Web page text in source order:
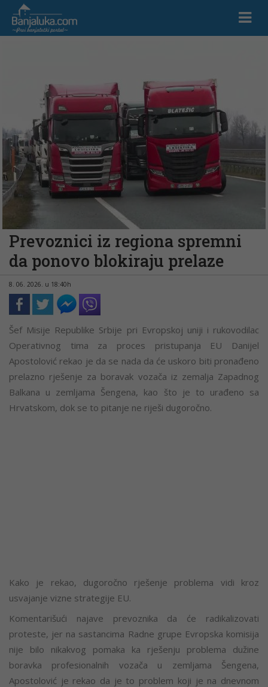
Prevoznici iz regiona spremni
da ponovo blokiraju prelaze
8. 06. 2026. u 18:40h
Šef Misije Republike Srbije pri Evropskoj uniji i rukovodilac
Operativnog tima za proces pristupanja EU Danijel
Apostolović rekao je da se nada da će uskoro biti pronađeno
prelazno rješenje za boravak vozača iz zemalja Zapadnog
Balkana u zemljama Šengena, kao što je to urađeno sa
Hrvatskom, dok se to pitanje ne riješi dugoročno.
Kako je rekao, dugoročno rješenje problema vidi kroz
usvajanje vizne strategije EU.
Komentarišući najave prevoznika da će radikalizovati
proteste, jer na sastancima Radne grupe Evropska komisija
nije bilo nikakvog pomaka ka rješenju problema dužine
boravka profesionalnih vozača u zemljama Šengena,
Apostolović je rekao da je to problem koji je na dnevnom